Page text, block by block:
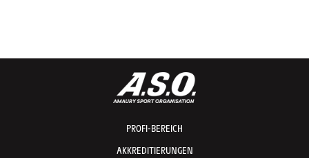
PROFI-BEREICH
AKKREDITIERUNGEN